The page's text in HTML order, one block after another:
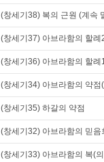
(창세기38) 복의 근원 (계속
(창세기37) 아브라함의 할
(창세기36) 아브라함의 할례
(창세기34) 아브라함의 약점
(창세기35) 하갈의 약점
(창세기32) 아브라함의 믿음
(창세기33) 아브라함의 복(